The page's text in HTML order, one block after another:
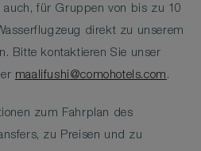
auch, für Gruppen von bis zu 10
direkt zu unserem
Bitte kontaktieren Sie unser
maalifushi@comohotels.com .
zum Fahrplan des
zu Preisen und zu